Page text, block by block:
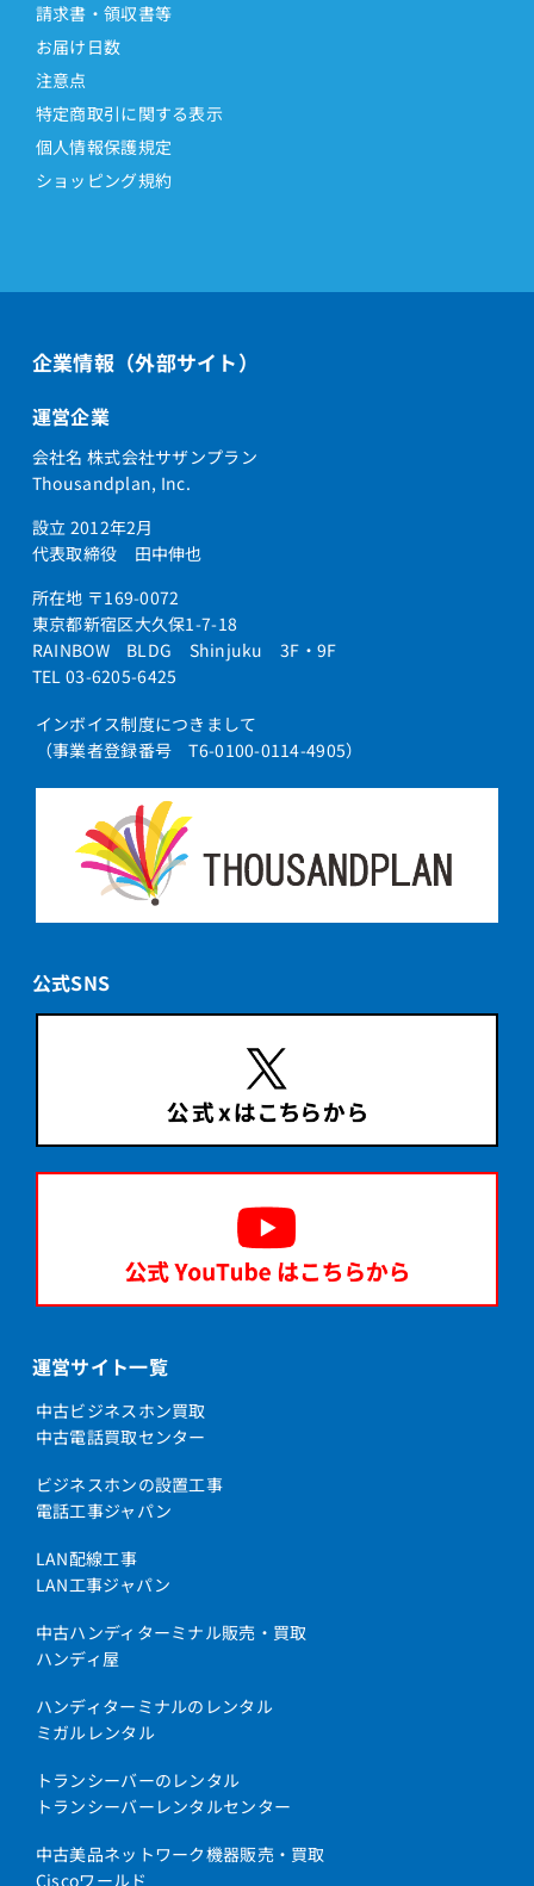
請求書・領収書等
お届け日数
注意点
特定商取引に関する表示
個人情報保護規定
ショッピング規約
企業情報（外部サイト）
運営企業
会社名 株式会社サザンプラン
Thousandplan, Inc.
設立 2012年2月
代表取締役 田中伸也
所在地 〒169-0072
東京都新宿区大久保1-7-18
RAINBOW BLDG Shinjuku 3F・9F
TEL 03-6205-6425
インボイス制度につきまして
（事業者登録番号 T6-0100-0114-4905）
公式SNS
運営サイト一覧
中古ビジネスホン買取
中古電話買取センター
ビジネスホンの設置工事
電話工事ジャパン
LAN配線工事
LAN工事ジャパン
中古ハンディターミナル販売・買取
ハンディ屋
ハンディターミナルのレンタル
ミガルレンタル
トランシーバーのレンタル
トランシーバーレンタルセンター
中古美品ネットワーク機器販売・買取
Ciscoワールド